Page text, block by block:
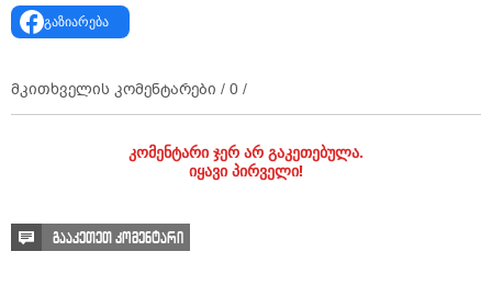
გაზიარება
მკითხველის კომენტარები / 0 /
კომენტარი ჯერ არ გაკეთებულა.
იყავი პირველი!
გააკეთეთ კომენტარი